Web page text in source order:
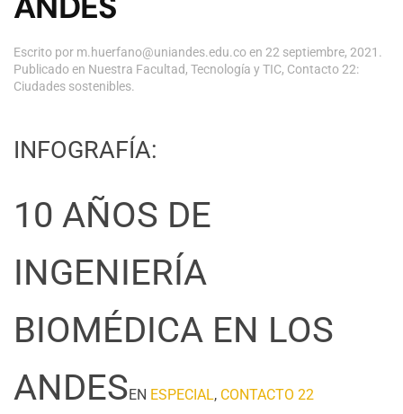
Escrito por m.huerfano@uniandes.edu.coen 22 septiembre, 2021 .
Publicado en Nuestra Facultad, Tecnología y TIC, Contacto 22:
Ciudades sostenibles.
INFOGRAFÍA:
10 AÑOS DE
INGENIERÍA
BIOMÉDICA EN LOS
ANDESEN ESPECIAL, CONTACTO 22